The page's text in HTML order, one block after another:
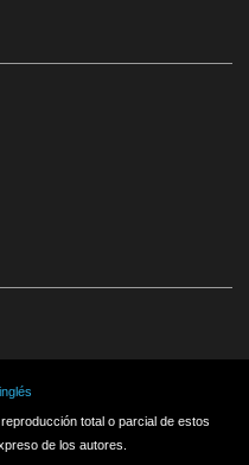
total o parcial de estos
de los autores.